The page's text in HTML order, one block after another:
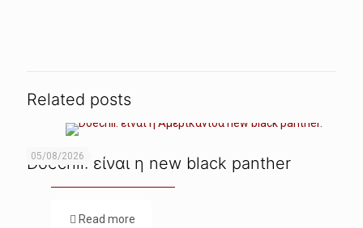
Related posts
05/08/2026
Doechii: είναι η new black panther
Read more